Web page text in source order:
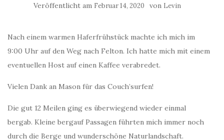
Veröffentlicht am Februar 14, 2020 von Levin
Nach einem warmen Haferfrühstück machte ich mich im
9:00 Uhr auf den Weg nach Felton. Ich hatte mich mit einem
eventuellen Host auf einen Kaffee verabredet.
Vielen Dank an Mason für das Couch’surfen!
Die gut 12 Meilen ging es überwiegend wieder einmal
bergab. Kleine bergauf Passagen führten mich immer noch
durch die Berge und wunderschöne Naturlandschaft.